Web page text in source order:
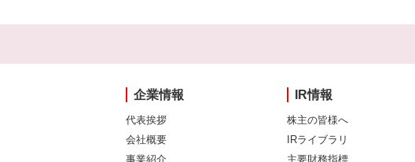
企業情報
代表挨拶
会社概要
事業紹介
IR情報
株主の皆様へ
IRライブラリ
主要財務指標